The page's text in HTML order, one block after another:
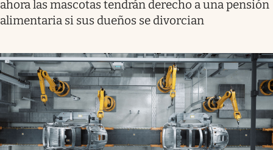
ahora las mascotas tendrán derecho a una pensión
alimentaria si sus dueños se divorcian